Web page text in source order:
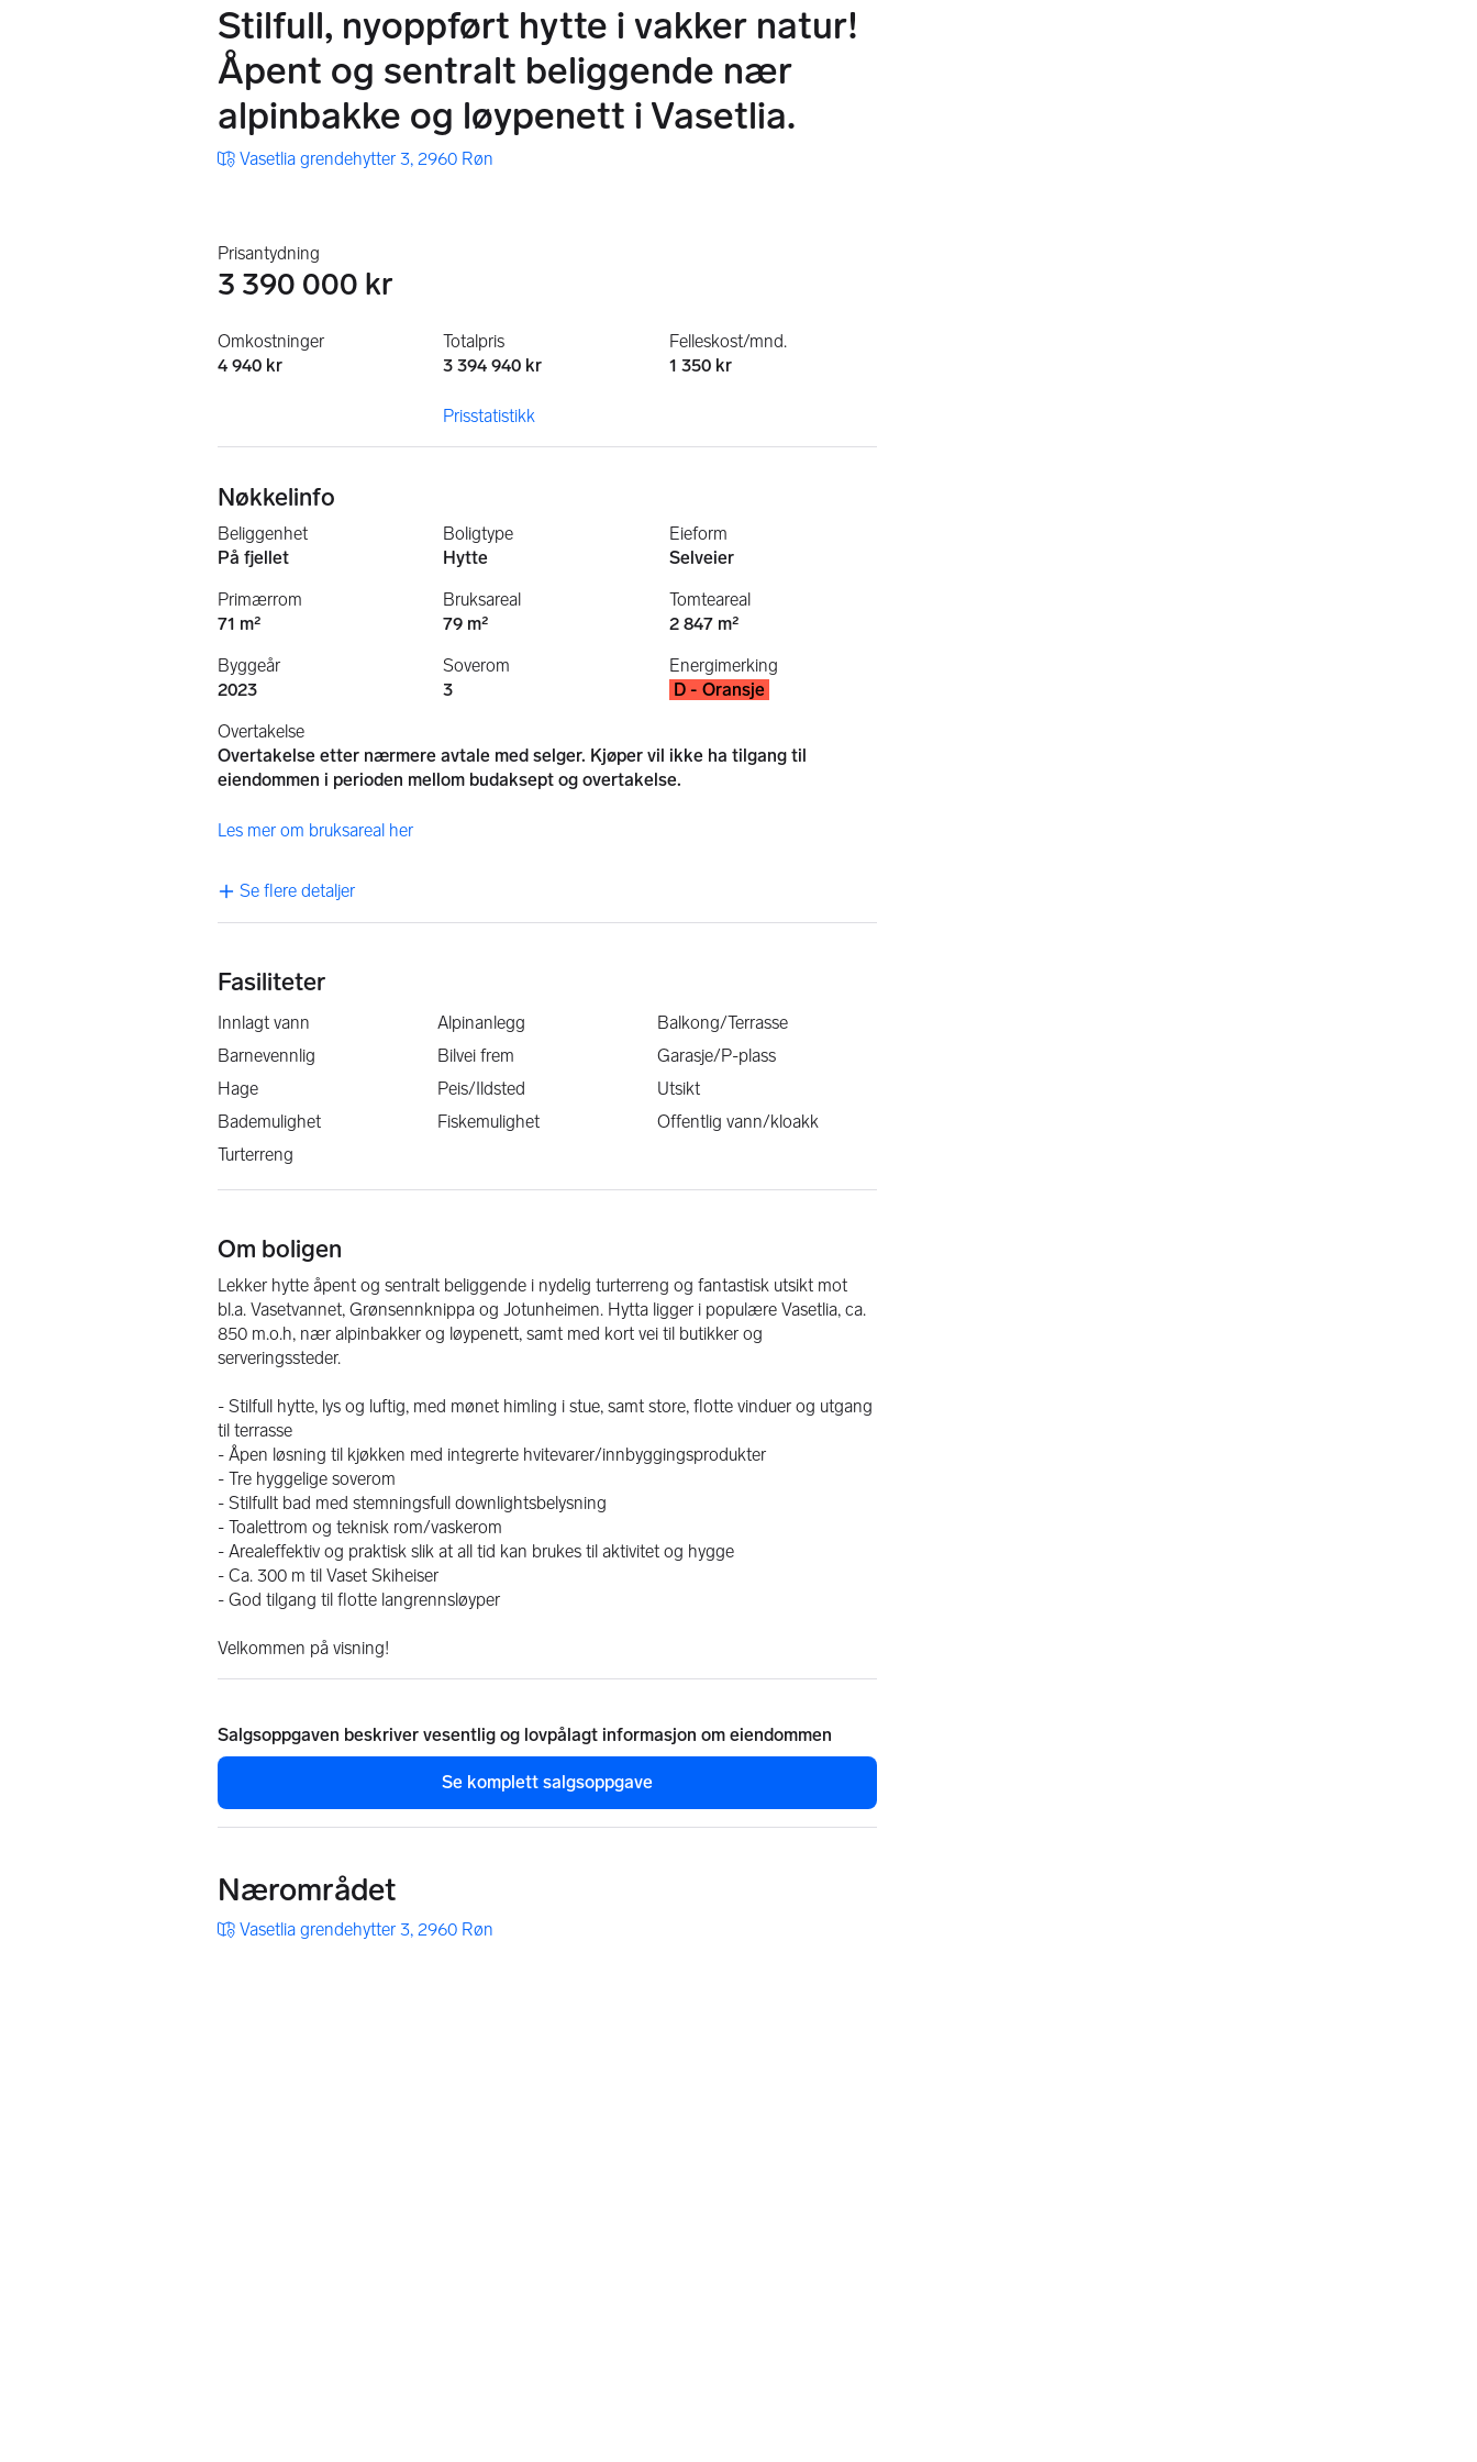
Stilfull, nyoppført hytte i vakker natur!
Åpent og sentralt beliggende nær
alpinbakke og løypenett i Vasetlia.
Vasetlia grendehytter 3, 2960 Røn
Prisantydning
3 390 000 kr
Omkostninger
4 940 kr
Totalpris
3 394 940 kr
Felleskost/mnd.
1 350 kr
Prisstatistikk
Nøkkelinfo
Beliggenhet
På fjellet
Boligtype
Hytte
Eieform
Selveier
Primærrom
71 m²
Bruksareal
79 m²
Tomteareal
2 847 m²
Byggeår
2023
Soverom
3
Energimerking
D - Oransje
Overtakelse
Overtakelse etter nærmere avtale med selger. Kjøper vil ikke ha tilgang til
eiendommen i perioden mellom budaksept og overtakelse.
Les mer om bruksareal her
Se flere detaljer
Fasiliteter
Innlagt vann Alpinanlegg
Balkong/Terrasse
Barnevennlig
Bilvei frem
Garasje/P-plass
Hage
Peis/Ildsted
Utsikt
Bademulighet
Fiskemulighet
Offentlig vann/kloakk
Turterreng
Om boligen
Lekker hytte åpent og sentralt beliggende i nydelig turterreng og fantastisk utsikt mot
bl.a. Vasetvannet, Grønsennknippa og Jotunheimen. Hytta ligger i populære Vasetlia, ca.
850 m.o.h, nær alpinbakker og løypenett, samt med kort vei til butikker og
serveringssteder.
- Stilfull hytte, lys og luftig, med mønet himling i stue, samt store, flotte vinduer og utgang
til terrasse
- Åpen løsning til kjøkken med integrerte hvitevarer/innbyggingsprodukter
- Tre hyggelige soverom
- Stilfullt bad med stemningsfull downlightsbelysning
- Toalettrom og teknisk rom/vaskerom
- Arealeffektiv og praktisk slik at all tid kan brukes til aktivitet og hygge
- Ca. 300 m til Vaset Skiheiser
- God tilgang til flotte langrennsløyper
Velkommen på visning!
Salgsoppgaven beskriver vesentlig og lovpålagt informasjon om eiendommen
Se komplett salgsoppgave
Nærområdet
Vasetlia grendehytter 3, 2960 Røn